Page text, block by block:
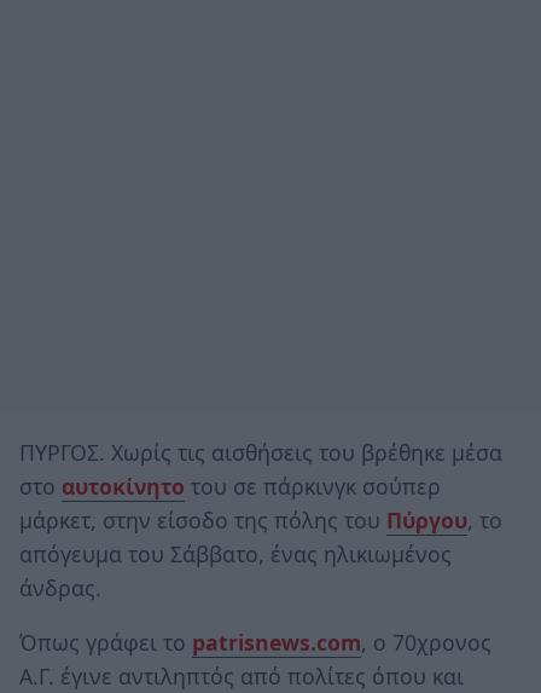
ΠΥΡΓΟΣ. Χωρίς τις αισθήσεις του βρέθηκε μέσα
στο αυτοκίνητο του σε πάρκινγκ σούπερ
μάρκετ, στην είσοδο της πόλης του Πύργου, το
απόγευμα του Σάββατο, ένας ηλικιωμένος
άνδρας.
Όπως γράφει το patrisnews.com, o 70χρονος
Α.Γ. έγινε αντιληπτός από πολίτες όπου και